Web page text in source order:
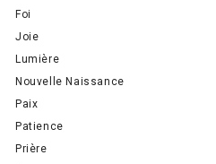
Foi
Joie
Lumière
Nouvelle Naissance
Paix
Patience
Prière